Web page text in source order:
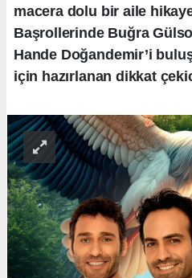
macera dolu bir aile
Başrollerinde Buğra
Hande Doğandemir’i
için hazırlanan dikkat